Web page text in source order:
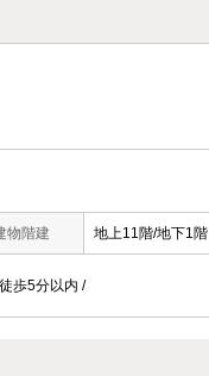
物階建 地上11階/地下1階
歩5分以内 /